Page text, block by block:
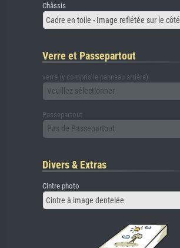
Châssis
Cadre en toile - Image reflétée sur le côté
Verre et Passepartout
verre (y compris le panneau arrière)
Veuillez sélectionner
Passepartout
Pas de Passepartout
Divers & Extras
Cintre photo
Cintre à image dentelée